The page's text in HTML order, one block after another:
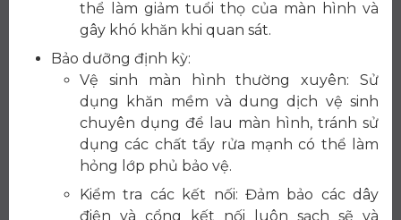
thể làm giảm tuổi thọ của màn hình và
gây khó khăn khi quan sát.
Bảo dưỡng định kỳ:
Vệ sinh màn hình thường xuyên: Sử
dụng khăn mềm và dung dịch vệ sinh
chuyên dụng để lau màn hình, tránh sử
dụng các chất tẩy rửa mạnh có thể làm
hỏng lớp phủ bảo vệ.
Kiểm tra các kết nối: Đảm bảo các dây
điện và cổng kết nối luôn sạch sẽ và